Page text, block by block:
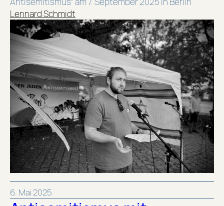
Lennard Schmidt
6. Mai 2025